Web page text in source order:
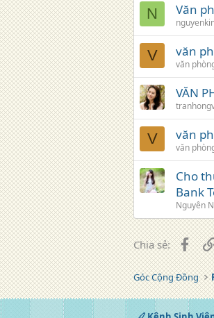
N Văn
V văn
văn
VĂN
V văn
văn
Cho
Bank
Nguyên
Chia sẻ:
Góc Cộng Đồng